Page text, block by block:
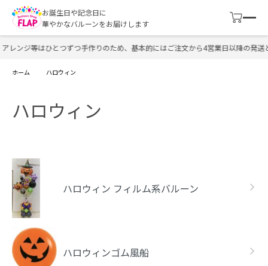
お誕生日や記念日に
華やかなバルーンをお届けします
ンジ等はひとつずつ手作りのため、基本的にはご注文から4営業日以降の発送
ホーム ハロウィン
ハロウィン
ハロウィン フィルム系バルーン
ハロウィンゴム風船